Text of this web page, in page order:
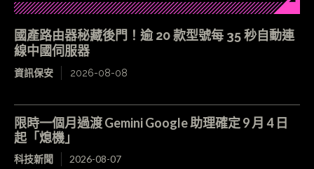
國產路由器秘藏後門！逾 20 款型號每 35 秒自動連
線中國伺服器
資訊保安 2026-08-08
限時一個月過渡 Gemini Google 助理確定 9 月 4 日
起「熄機」
科技新聞 2026-08-07